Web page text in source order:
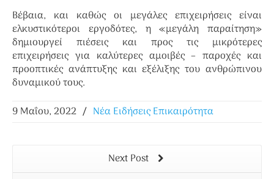
Βέβαια, και καθώς οι μεγάλες επιχειρήσεις είναι
ελκυστικότεροι εργοδότες, η «μεγάλη παραίτηση»
δημιουργεί πιέσεις και προς τις μικρότερες
επιχειρήσεις για καλύτερες αμοιβές – παροχές και
προοπτικές ανάπτυξης και εξέλιξης του ανθρώπινου
δυναμικού τους.
9 Μαΐου, 2022 / Νέα Ειδήσεις Επικαιρότητα
Next Post